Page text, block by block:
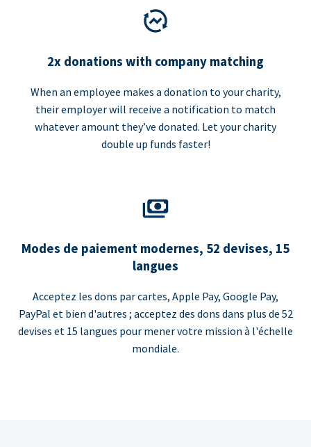
2x donations with company matching
When an employee makes a donation to your charity,
their employer will receive a notification to match
whatever amount they’ve donated. Let your charity
double up funds faster!
Modes de paiement modernes, 52 devises, 15
langues
Acceptez les dons par cartes, Apple Pay, Google Pay,
PayPal et bien d'autres ; acceptez des dons dans plus de 52
devises et 15 langues pour mener votre mission à l'échelle
mondiale.